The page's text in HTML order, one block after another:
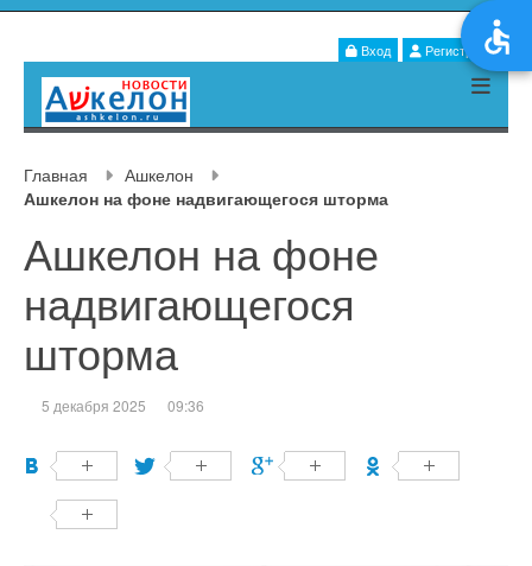
Вход Регистрация
Главная
Ашкелон
Ашкелон на фоне надвигающегося шторма
Ашкелон на фоне
надвигающегося
шторма
5 декабря 2025 09:36